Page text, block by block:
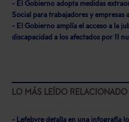
- El Gobierno adopta medidas
Social para trabajadores y empresas
- El Gobierno amplía el acceso a la
discapacidad a los afectados por 11
LO MÁS LEÍDO RELACIONADO
- Lefebvre detalla en una infografía